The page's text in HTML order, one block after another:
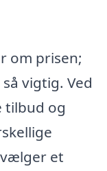
om prisen;
vigtig. Ved
tilbud og
et